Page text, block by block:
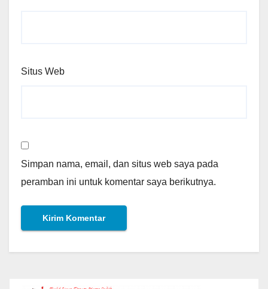
Situs Web
Simpan nama, email, dan situs web saya pada
peramban ini untuk komentar saya berikutnya.